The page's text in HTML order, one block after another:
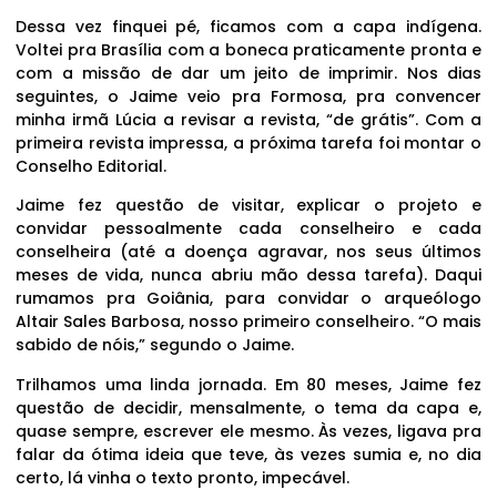
Dessa vez finquei pé, ficamos com a capa indígena.
Voltei pra Brasília com a boneca praticamente pronta e
com a missão de dar um jeito de imprimir. Nos dias
seguintes, o Jaime veio pra Formosa, pra convencer
minha irmã Lúcia a revisar a revista, “de grátis”. Com a
primeira revista impressa, a próxima tarefa foi montar o
Conselho Editorial.
Jaime fez questão de visitar, explicar o projeto e
convidar pessoalmente cada conselheiro e cada
conselheira (até a doença agravar, nos seus últimos
meses de vida, nunca abriu mão dessa tarefa). Daqui
rumamos pra Goiânia, para convidar o arqueólogo
Altair Sales Barbosa, nosso primeiro conselheiro. “O mais
sabido de nóis,” segundo o Jaime.
Trilhamos uma linda jornada. Em 80 meses, Jaime fez
questão de decidir, mensalmente, o tema da capa e,
quase sempre, escrever ele mesmo. Às vezes, ligava pra
falar da ótima ideia que teve, às vezes sumia e, no dia
certo, lá vinha o texto pronto, impecável.